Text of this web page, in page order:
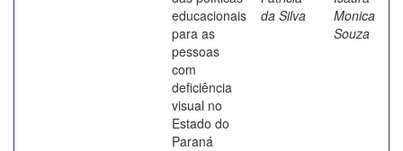
educacionais
para as
pessoas
com
deficiência
visual no
Estado do
Paraná
da Silva
Monica
Souza